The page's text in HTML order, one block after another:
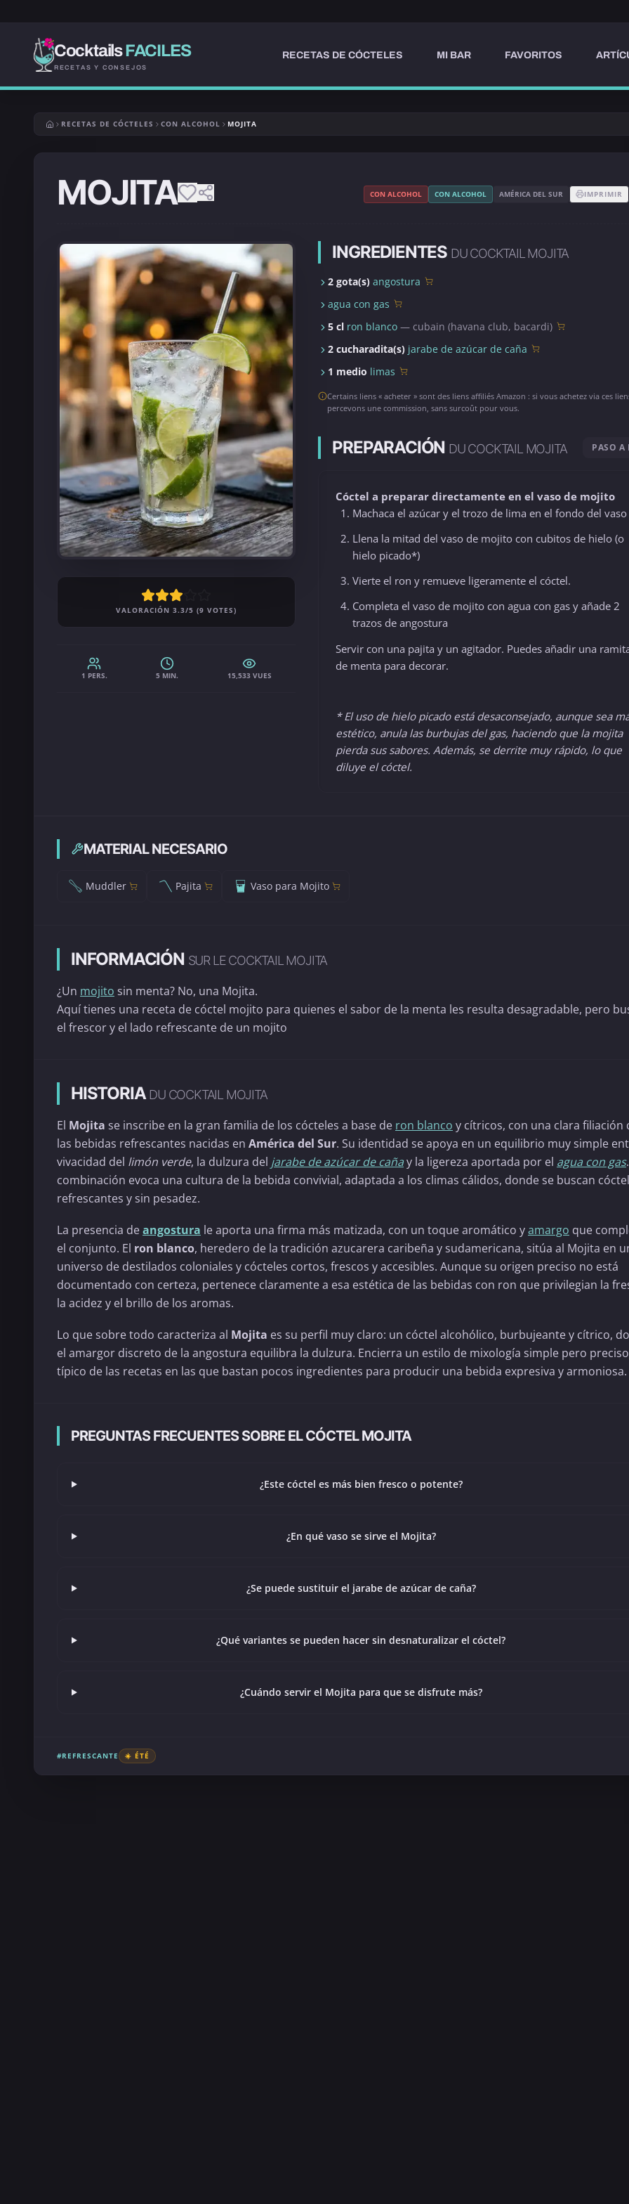
CocktailsFACILES
RECETAS Y CONSEJOS
RECETAS DE CÓCTELES MI BAR FAVORITOS
RECETAS DE CÓCTELES CON ALCOHOL MOJITA
MOJITA CON ALCOHOL CON ALCOHOL AMÉRICA DEL SUR IMPRIMIR
VALORACIÓN 3.3/5 (9 VOTES)
1 PERS. 5 MIN. 15,533 VUES
INGREDIENTES DU COCKTAIL MOJITA
2 gota(s)angostura
agua con gas
5 cl ron blanco — cubain (havana club, bacardi)
2 cucharadita(s) jarabe de azúcar de caña
1 medio limas
Certains liens « acheter » sont des liens affiliés Amazon : si vous achetez via ces
percevons une commission, sans surcoût pour vous.
PREPARACIÓN DU COCKTAIL MOJITA PASO A
Cóctel a preparar directamente en el vaso de mojito
Machaca el azúcar y el trozo de lima en el fondo del vaso
Llena la mitad del vaso de mojito con cubitos de hielo (o
hielo picado*)
Vierte el ron y remueve ligeramente el cóctel.
Completa el vaso de mojito con agua con gas y añade 2
trazos de angostura
Servir con una pajita y un agitador. Puedes añadir una
de menta para decorar.
* El uso de hielo picado está desaconsejado, aunque sea
estético, anula las burbujas del gas, haciendo que la mojita
pierda sus sabores. Además, se derrite muy rápido, lo que
diluye el cóctel.
MATERIAL NECESARIO
Muddler Pajita Vaso para Mojito
INFORMACIÓN SUR LE COCKTAIL MOJITA
¿Un mojito sin menta? No, una Mojita.
Aquí tienes una receta de cóctel mojito para quienes el sabor de la menta les resulta desagradable, pero
el frescor y el lado refrescante de un mojito
HISTORIA DU COCKTAIL MOJITA
El Mojita se inscribe en la gran familia de los cócteles a base de ron blanco y cítricos, con una clara filiación
las bebidas refrescantes nacidas en América del Sur. Su identidad se apoya en un equilibrio muy simple
vivacidad del limón verde, la dulzura del jarabe de azúcar de cañay la ligereza aportada por el agua con gas
combinación evoca una cultura de la bebida convivial, adaptada a los climas cálidos, donde se buscan
refrescantes y sin pesadez.
La presencia deangostura le aporta una firma más matizada, con un toque aromático yamargo que
el conjunto. El ron blanco, heredero de la tradición azucarera caribeña y sudamericana, sitúa al Mojita en
universo de destilados coloniales y cócteles cortos, frescos y accesibles. Aunque su origen preciso no está
documentado con certeza, pertenece claramente a esa estética de las bebidas con ron que privilegian la
la acidez y el brillo de los aromas.
Lo que sobre todo caracteriza al Mojita es su perfil muy claro: un cóctel alcohólico, burbujeante y cítrico,
el amargor discreto de la angostura equilibra la dulzura. Encierra un estilo de mixología simple pero
típico de las recetas en las que bastan pocos ingredientes para producir una bebida expresiva y armoniosa.
PREGUNTAS FRECUENTES SOBRE EL CÓCTEL MOJITA
¿Este cóctel es más bien fresco o potente?
¿En qué vaso se sirve el Mojita?
¿Se puede sustituir el jarabe de azúcar de caña?
¿Qué variantes se pueden hacer sin desnaturalizar el cóctel?
¿Cuándo servir el Mojita para que se disfrute más?
#REFRESCANTE ☀️ ÉTÉ